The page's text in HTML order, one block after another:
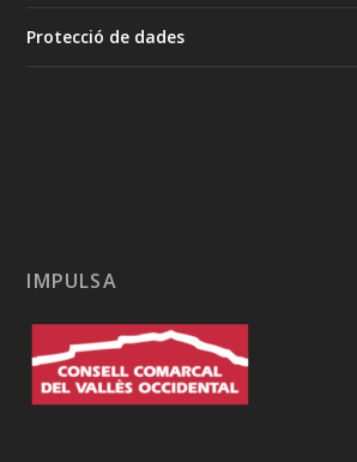
Protecció de dades
IMPULSA